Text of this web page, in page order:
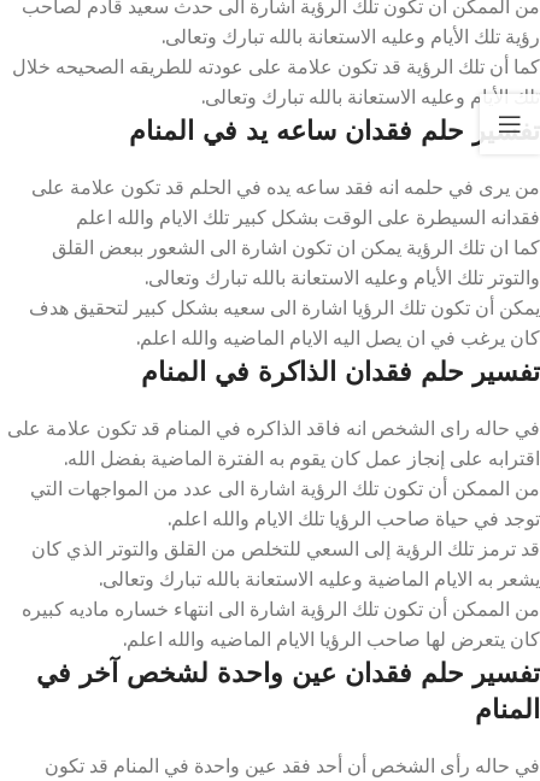
من الممكن أن تكون تلك الرؤية اشارة الى حدث سعيد قادم لصاحب
رؤية تلك الأيام وعليه الاستعانة بالله تبارك وتعالى.
كما أن تلك الرؤية قد تكون علامة على عودته للطريقه الصحيحه خلال
تلك الأيام وعليه الاستعانة بالله تبارك وتعالى.
تفسير حلم فقدان ساعه يد في المنام
من يرى في حلمه انه فقد ساعه يده في الحلم قد تكون علامة على
فقدانه السيطرة على الوقت بشكل كبير تلك الايام والله اعلم
كما ان تلك الرؤية يمكن ان تكون اشارة الى الشعور ببعض القلق
والتوتر تلك الأيام وعليه الاستعانة بالله تبارك وتعالى.
يمكن أن تكون تلك الرؤيا اشارة الى سعيه بشكل كبير لتحقيق هدف
كان يرغب في ان يصل اليه الايام الماضيه والله اعلم.
تفسير حلم فقدان الذاكرة في المنام
في حاله راى الشخص انه فاقد الذاكره في المنام قد تكون علامة على
اقترابه على إنجاز عمل كان يقوم به الفترة الماضية بفضل الله.
من الممكن أن تكون تلك الرؤية اشارة الى عدد من المواجهات التي
توجد في حياة صاحب الرؤيا تلك الايام والله اعلم.
قد ترمز تلك الرؤية إلى السعي للتخلص من القلق والتوتر الذي كان
يشعر به الايام الماضية وعليه الاستعانة بالله تبارك وتعالى.
من الممكن أن تكون تلك الرؤية اشارة الى انتهاء خساره ماديه كبيره
كان يتعرض لها صاحب الرؤيا الايام الماضيه والله اعلم.
تفسير حلم فقدان عين واحدة لشخص آخر في
المنام
في حاله رأى الشخص أن أحد فقد عين واحدة في المنام قد تكون